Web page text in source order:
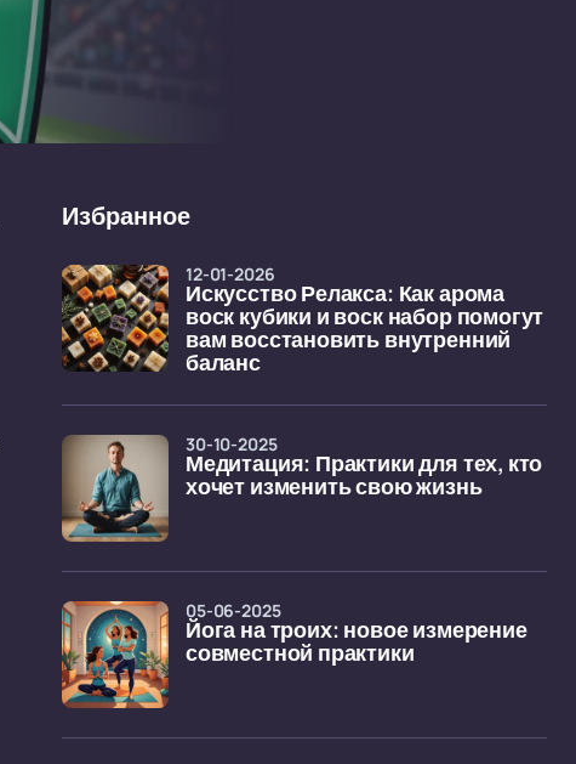
Избранное
Искусство Релакса: Как арома
воск кубики и воск набор помогут
вам восстановить внутренний
баланс
12-01-2026
Медитация: Практики для тех, кто
хочет изменить свою жизнь
30-10-2025
Йога на троих: новое измерение
совместной практики
05-06-2025